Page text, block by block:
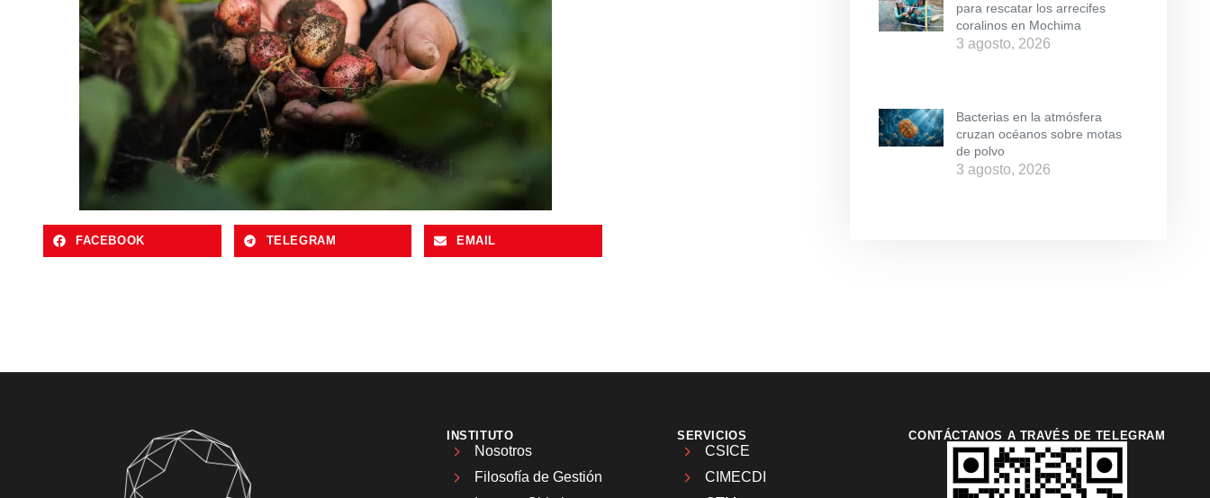
FACEBOOK TELEGRAM EMAIL
para rescatar los arrecifes
coralinos en Mochima
3 agosto, 2026
Bacterias en la atmósfera
cruzan océanos sobre motas
de polvo
3 agosto, 2026
INSTITUTO
Nosotros
Filosofía de Gestión
SERVICIOS
CSICE
CIMECDI
CONTÁCTANOS A TRAVÉS DE TELEGRAM